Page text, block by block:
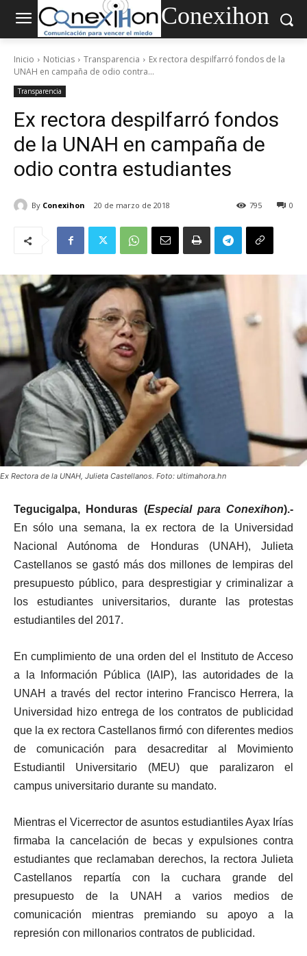
Conexihon
Inicio Noticias Transparencia
Ex rectora despilfarró fondos de la
UNAH en campaña de odio contra...
Transparencia
Ex rectora despilfarró fondos
de la UNAH en campaña de
odio contra estudiantes
By Conexihon 20 de marzo de 2018 0
795
Ex Rectora de la UNAH, Julieta Castellanos. Foto: ultimahora.hn
Tegucigalpa, Honduras (Especial para Conexihon).-
En sólo una semana, la ex rectora de la Universidad
Nacional Autónoma de Honduras (UNAH), Julieta
Castellanos se gastó más dos millones de lempiras del
presupuesto público, para desprestigiar y criminalizar a
los estudiantes universitarios, durante las protestas
estudiantiles del 2017.
En cumplimiento de una orden del el Instituto de Acceso
a la Información Pública (IAIP), las autoridades de la
UNAH a través del rector interino Francisco Herrera, la
Universidad hizo entrega de los contratos de publicidad
que la ex rectora Castellanos firmó con diferentes medios
de comunicación para desacreditar al Movimiento
Estudiantil Universitario (MEU) que paralizaron el
campus universitario durante su mandato.
Mientras el Vicerrector de asuntos estudiantiles Ayax Irías
firmaba la cancelación de becas y expulsiones contra
estudiantes que reclamaban derechos, la rectora Julieta
Castellanos repartía con la cuchara grande del
presupuesto de la UNAH a varios medios de
comunicación mientras premiando su apoyo a la
represión con millonarios contratos de publicidad.